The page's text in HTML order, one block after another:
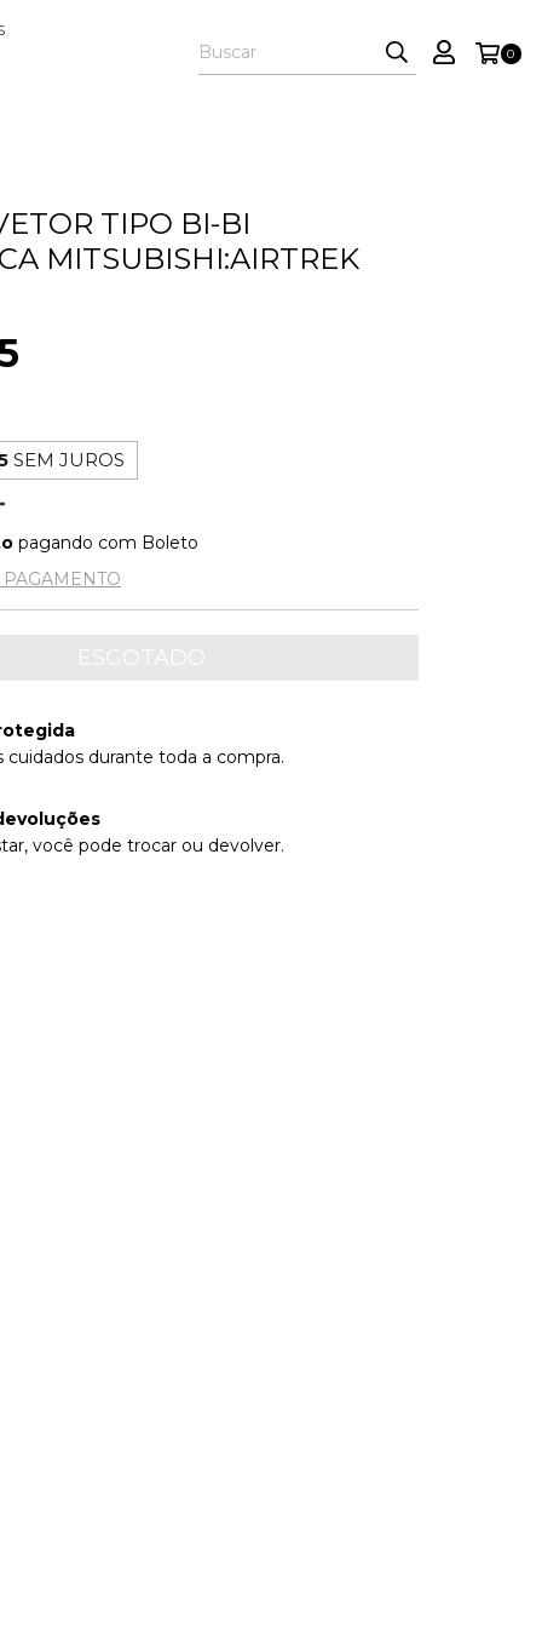
0
TIPO BI-BI
MITSUBISHI:AIRTREK
SEM JUROS
pagando com Boleto
cuidados durante toda a compra.
você pode trocar ou devolver.